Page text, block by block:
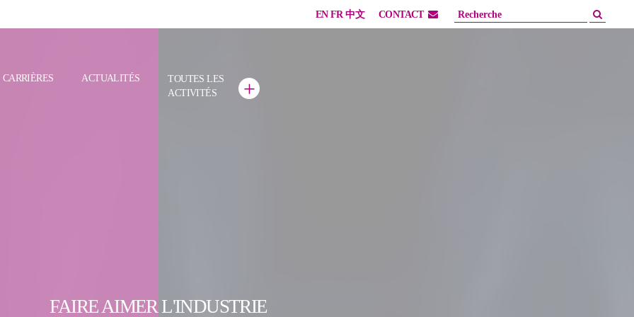
EN FR 中文 CONTACT
CARRIÈRES ACTUALITÉS
TOUTES LES
ACTIVITÉS
+
FAIRE AIMER L'INDUSTRIE